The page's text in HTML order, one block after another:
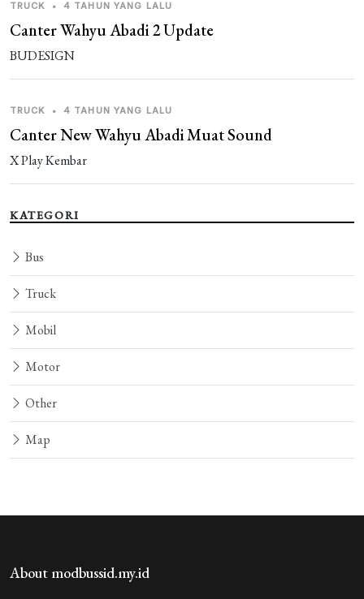
TRUCK • 4 TAHUN YANG LALU
Canter Wahyu Abadi 2 Update
BUDESIGN
TRUCK • 4 TAHUN YANG LALU
Canter New Wahyu Abadi Muat Sound
X Play Kembar
KATEGORI
Bus
Truck
Mobil
Motor
Other
Map
About modbussid.my.id